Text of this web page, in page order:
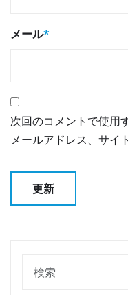
メール*
次回のコメントで使用
メールアドレス、サイ